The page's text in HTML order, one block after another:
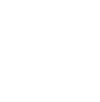
видов,